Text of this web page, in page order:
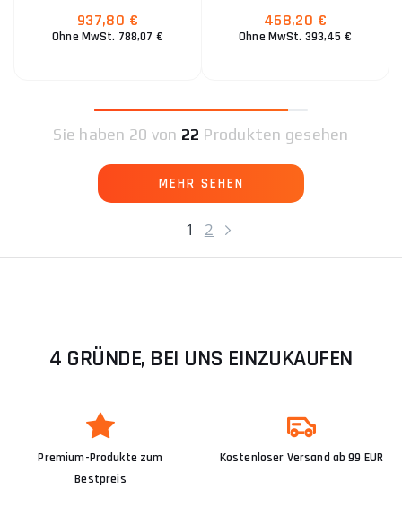
937,80 €
Ohne MwSt. 788,07 €
468,20 €
Ohne MwSt. 393,45 €
1 2
Sie haben 20 von 22 Produkten gesehen
MEHR SEHEN
4 GRÜNDE, BEI UNS EINZUKAUFEN
Premium-Produkte zum
Bestpreis
Kostenloser Versand ab 99 EUR